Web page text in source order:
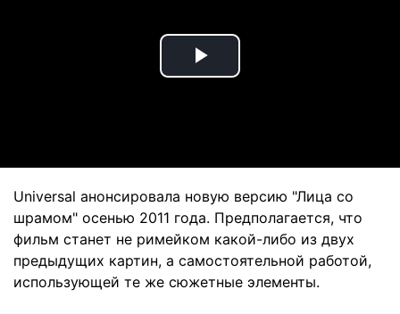
Play
Universal анонсировала новую версию "Лица со
шрамом" осенью 2011 года. Предполагается, что
фильм станет не римейком какой-либо из двух
предыдущих картин, а самостоятельной работой,
использующей те же сюжетные элементы.